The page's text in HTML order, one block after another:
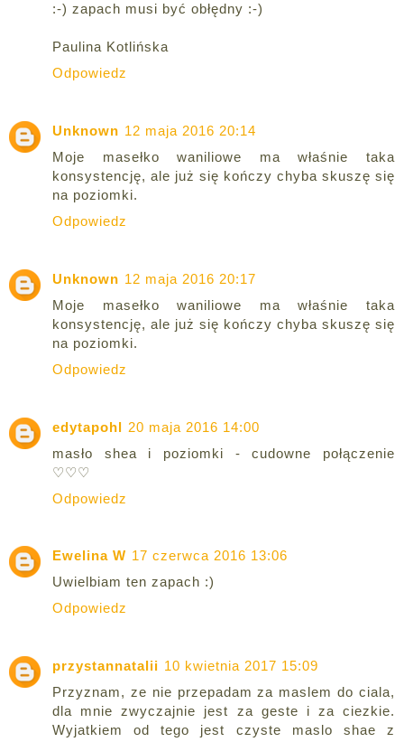
:-) zapach musi być obłędny :-)
Paulina Kotlińska
Odpowiedz
Unknown 12 maja 2016 20:14
Moje masełko waniliowe ma właśnie taka
konsystencję, ale już się kończy chyba skuszę się
na poziomki.
Odpowiedz
Unknown 12 maja 2016 20:17
Moje masełko waniliowe ma właśnie taka
konsystencję, ale już się kończy chyba skuszę się
na poziomki.
Odpowiedz
edytapohl 20 maja 2016 14:00
masło shea i poziomki - cudowne połączenie
♡♡♡
Odpowiedz
Ewelina W 17 czerwca 2016 13:06
Uwielbiam ten zapach :)
Odpowiedz
przystannatalii 10 kwietnia 2017 15:09
Przyznam, ze nie przepadam za maslem do ciala,
dla mnie zwyczajnie jest za geste i za ciezkie.
Wyjatkiem od tego jest czyste maslo shae z